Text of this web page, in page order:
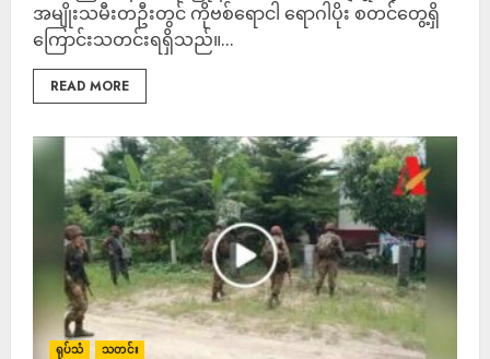
အမျိုးသမီးတဦးတွင် ကိုဗစ်ရောငါ ရောဂါပိုး စတင်တွေ့ရှိ
ကြောင်းသတင်းရရှိသည်။...
READ MORE
ရုပ်သံ သတင်း